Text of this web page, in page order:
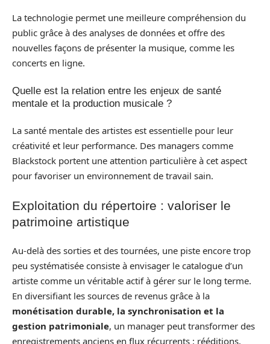
La technologie permet une meilleure compréhension du
public grâce à des analyses de données et offre des
nouvelles façons de présenter la musique, comme les
concerts en ligne.
Quelle est la relation entre les enjeux de santé
mentale et la production musicale ?
La santé mentale des artistes est essentielle pour leur
créativité et leur performance. Des managers comme
Blackstock portent une attention particulière à cet aspect
pour favoriser un environnement de travail sain.
Exploitation du répertoire : valoriser le
patrimoine artistique
Au-delà des sorties et des tournées, une piste encore trop
peu systématisée consiste à envisager le catalogue d’un
artiste comme un véritable actif à gérer sur le long terme.
En diversifiant les sources de revenus grâce à la
monétisation durable, la synchronisation et la
gestion patrimoniale, un manager peut transformer des
enregistrements anciens en flux récurrents : rééditions,